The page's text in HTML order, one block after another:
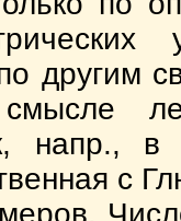
другим
напр., в
с